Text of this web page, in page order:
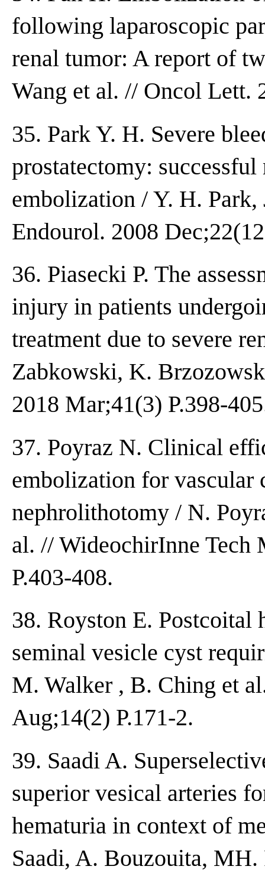
following laparoscopic
renal tumor: A report of
Wang et al. // Oncol Lett.
35. Park Y. H. Severe
prostatectomy:
embolization / Y. H.
Endourol. 2008
36. Piasecki P. The
injury in patients
treatment due to severe
Zabkowski, K.
2018 Mar;41(3) P.398-
37. Poyraz N. Clinical
embolization for vascular
nephrolithotomy / N.
al. // WideochirInne Tech
P.403-408.
38. Royston E. Postcoital
seminal vesicle cyst
M. Walker , B. Ching et
Aug;14(2) P.171-2.
39. Saadi A.
superior vesical arteries
hematuria in context of
Saadi, A. Bouzouita,